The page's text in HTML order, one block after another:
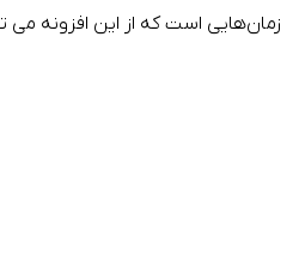
زمان‌هایی است که از این افزونه می